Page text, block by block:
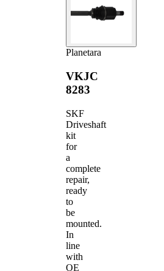
Planetara
VKJC
8283
SKF
Driveshaft
kit
for
a
complete
repair,
ready
to
be
mounted.
In
line
with
OE